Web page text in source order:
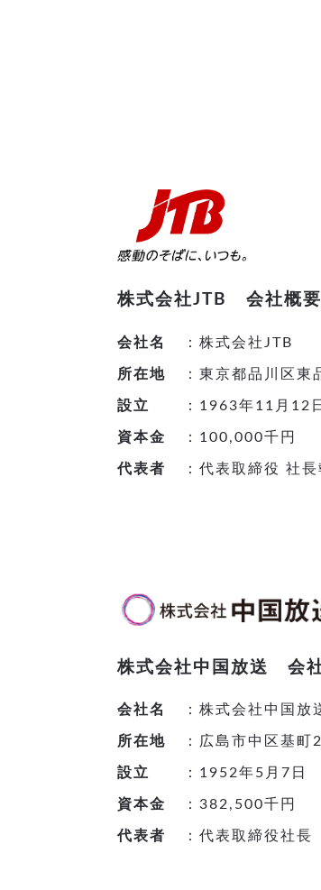
株式会社JTB 会社概要
会社名 ：株式会社JTB
所在地 ：東京都品川区
設立 ：1963年11月12
資本金 ：100,000千円
代表者 ：代表取締役 社
株式会社中国放送 会
会社名 ：株式会社中国放
所在地 ：広島市中区基町
設立 ：1952年5月7日
資本金 ：382,500千円
代表者 ：代表取締役社